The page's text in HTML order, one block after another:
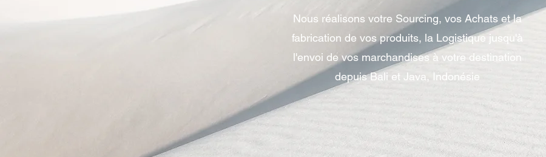
Nous réalisons votre Sourcing, vos Achats et la
fabrication de vos produits, la Logistique jusqu'à
l'envoi de vos marchandises à votre destination
depuis Bali et Java, Indonésie